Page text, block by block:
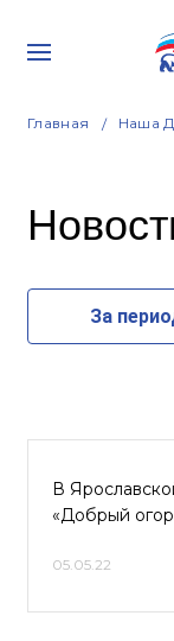
Главная Наша
За
В
«Добрый
05.05.22